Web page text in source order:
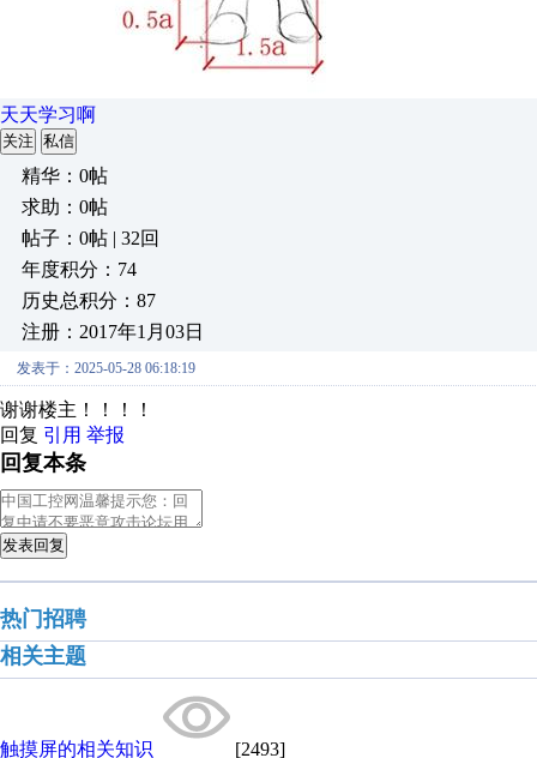
天天学习啊
关注 私信
精华：0帖
求助：0帖
帖子：0帖 | 32回
年度积分：74
历史总积分：87
注册：2017年1月03日
发表于：2025-05-28 06:18:19
谢谢楼主！！！！
回复 引用 举报
回复本条
发表回复
热门招聘
相关主题
触摸屏的相关知识 [2493]